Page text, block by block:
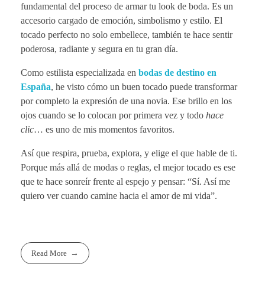
fundamental del proceso de armar tu look de boda. Es un
accesorio cargado de emoción, simbolismo y estilo. El
tocado perfecto no solo embellece, también te hace sentir
poderosa, radiante y segura en tu gran día.
Como estilista especializada en bodas de destino en
España, he visto cómo un buen tocado puede transformar
por completo la expresión de una novia. Ese brillo en los
ojos cuando se lo colocan por primera vez y todo hace
clic… es uno de mis momentos favoritos.
Así que respira, prueba, explora, y elige el que hable de ti.
Porque más allá de modas o reglas, el mejor tocado es ese
que te hace sonreír frente al espejo y pensar: “Sí. Así me
quiero ver cuando camine hacia el amor de mi vida”.
Read More